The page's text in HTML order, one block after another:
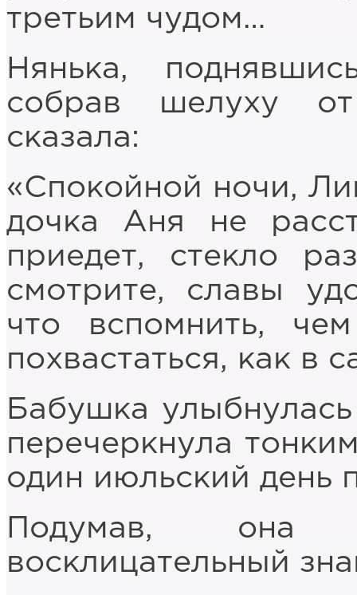
третьим чудом…
Нянька,
собрав шелуху
сказала:
«Спокойной ночи,
дочка Аня не
приедет, стекло
смотрите, славы
что вспомнить,
похвастаться, как в
Бабушка
перечеркнула
один июльский день
Подумав, она
восклицательный